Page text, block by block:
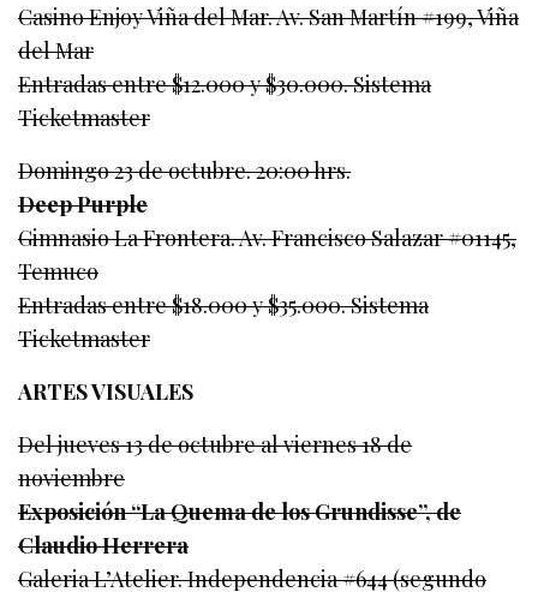
Casino Enjoy Viña del Mar. Av. San Martín #199, Viña
del Mar
Entradas entre $12.000 y $30.000. Sistema
Ticketmaster
Domingo 23 de octubre. 20:00 hrs.
Deep Purple
Gimnasio La Frontera. Av. Francisco Salazar #01145,
Temuco
Entradas entre $18.000 y $35.000. Sistema
Ticketmaster
ARTES VISUALES
Del jueves 13 de octubre al viernes 18 de
noviembre
Exposición “La Quema de los Grundisse”, de
Claudio Herrera
Galeria L’Atelier. Independencia #644 (segundo